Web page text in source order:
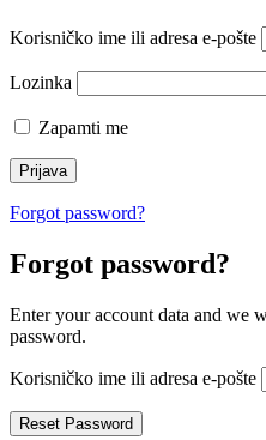
Korisničko ime ili adresa e-pošte
Lozinka
Zapamti me
Forgot password?
Forgot password?
Enter your account data and we
password.
Korisničko ime ili adresa e-pošte